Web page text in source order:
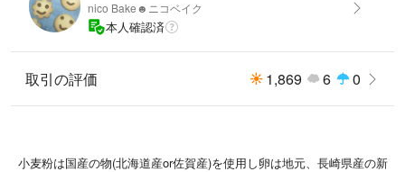
nico Bake☻ニコベイク
本人確認済
取引の評価 1,869 6 0
小麦粉は国産の物(北海道産or佐賀産)を使用し卵は地元、長崎県産の新